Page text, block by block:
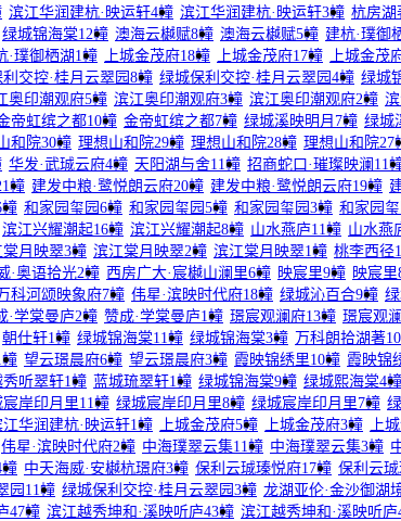
滨江华润建杭·映运轩4幢 滨江华润建杭·映运轩3幢 杭房湖
绿城锦海棠12幢 澳海云樾赋8幢 澳海云樾赋5幢 建杭·璞御
·璞御栖湖1幢 上城金茂府18幢 上城金茂府17幢 上城金茂
交控·桂月云翠园8幢 绿城保利交控·桂月云翠园4幢 绿城
奥印潮观府5幢 滨江奥印潮观府3幢 滨江奥印潮观府2幢
帝虹缤之都10幢 金帝虹缤之都7幢 绿城溪映明月7幢 绿城
和院30幢 理想山和院29幢 理想山和院28幢 理想山和院27
华发·武珹云府4幢 天阳湖与舍11幢 招商蛇口·璀璨映澜11
幢 建发中粮·鹭悦朗云府20幢 建发中粮·鹭悦朗云府19幢
和家园玺园6幢 和家园玺园5幢 和家园玺园3幢 和家园
滨江兴耀潮起16幢 滨江兴耀潮起8幢 山水燕庐11幢 山水燕
棠月映翠3幢 滨江棠月映翠2幢 滨江棠月映翠1幢 桃李西径
·奥语拾光2幢 西房广大·宸樾山澜里6幢 映宸里9幢 映宸里
科河颂映象府7幢 伟星·滨映时代府18幢 绿城沁百合9幢
·学棠曼庐2幢 赞成·学棠曼庐1幢 璟宸观澜府13幢 璟宸观
朝仕轩1幢 绿城锦海棠11幢 绿城锦海棠3幢 万科朗拾湖著
幢 望云璟晨府6幢 望云璟晨府3幢 霞映锦绣里10幢 霞映锦
听翠轩1幢 蓝城琉翠轩1幢 绿城锦海棠9幢 绿城熙海棠4幢
岸印月里11幢 绿城宸岸印月里8幢 绿城宸岸印月里7幢
江华润建杭·映运轩1幢 上城金茂府5幢 上城金茂府3幢 上
伟星·滨映时代府2幢 中海璞翠云集11幢 中海璞翠云集3幢
幢 中天海威·安樾杭璟府3幢 保利云珹瑧悦府17幢 保利云
园11幢 绿城保利交控·桂月云翠园3幢 龙湖亚伦·金沙御湖
47幢 滨江越秀坤和·溪映听庐43幢 滨江越秀坤和·溪映听庐